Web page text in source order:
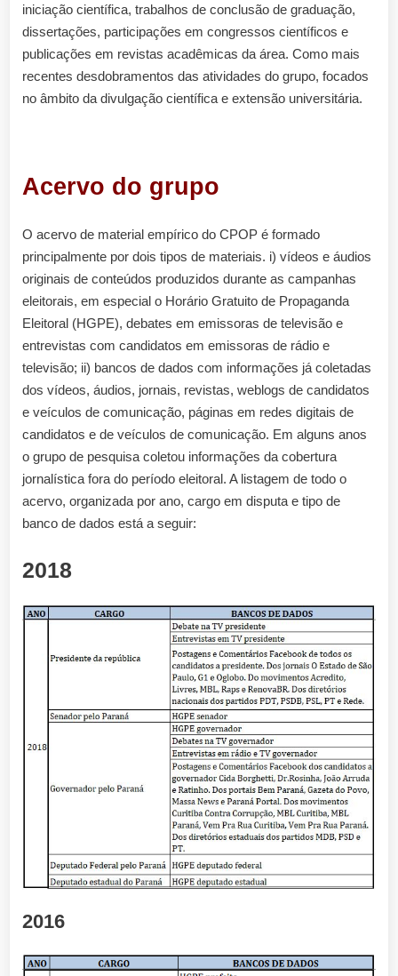
iniciação científica, trabalhos de conclusão de graduação,
dissertações, participações em congressos científicos e
publicações em revistas acadêmicas da área. Como mais
recentes desdobramentos das atividades do grupo, focados
no âmbito da divulgação científica e extensão universitária.
Acervo do grupo
O acervo de material empírico do CPOP é formado
principalmente por dois tipos de materiais. i) vídeos e áudios
originais de conteúdos produzidos durante as campanhas
eleitorais, em especial o Horário Gratuito de Propaganda
Eleitoral (HGPE), debates em emissoras de televisão e
entrevistas com candidatos em emissoras de rádio e
televisão; ii) bancos de dados com informações já coletadas
dos vídeos, áudios, jornais, revistas, weblogs de candidatos
e veículos de comunicação, páginas em redes digitais de
candidatos e de veículos de comunicação. Em alguns anos
o grupo de pesquisa coletou informações da cobertura
jornalística fora do período eleitoral. A listagem de todo o
acervo, organizada por ano, cargo em disputa e tipo de
banco de dados está a seguir:
2018
2016